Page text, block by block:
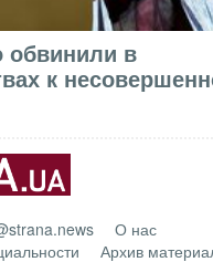
обвинили в
к
О нас
Архив